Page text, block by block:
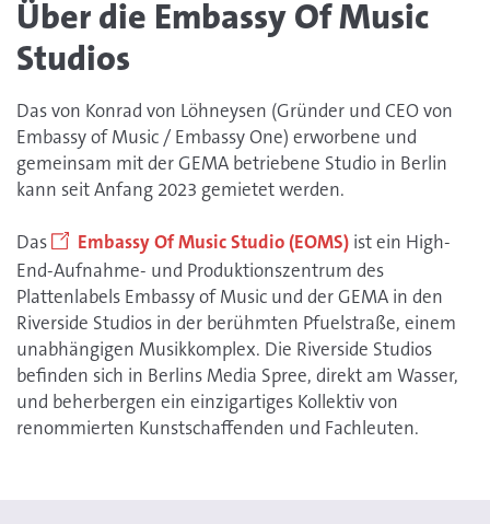
Über die Embassy Of Music
Studios
Das von Konrad von Löhneysen (Gründer und CEO von
Embassy of Music / Embassy One) erworbene und
gemeinsam mit der GEMA betriebene Studio in Berlin
kann seit Anfang 2023 gemietet werden.
Das Embassy Of Music Studio (EOMS) ist ein High-
End-Aufnahme- und Produktionszentrum des
Plattenlabels Embassy of Music und der GEMA in den
Riverside Studios in der berühmten Pfuelstraße, einem
unabhängigen Musikkomplex. Die Riverside Studios
befinden sich in Berlins Media Spree, direkt am Wasser,
und beherbergen ein einzigartiges Kollektiv von
renommierten Kunstschaffenden und Fachleuten.